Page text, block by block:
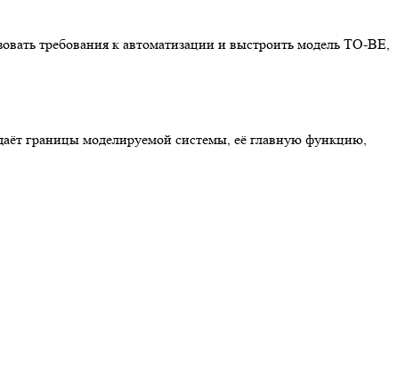
требования к автоматизации и выстроить модель TO-BE,
границы моделируемой системы, её главную функцию,